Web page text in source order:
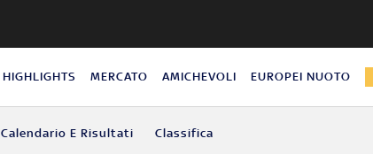
HIGHLIGHTS MERCATO AMICHEVOLI EUROPEI NUOTO
Calendario E Risultati Classifica